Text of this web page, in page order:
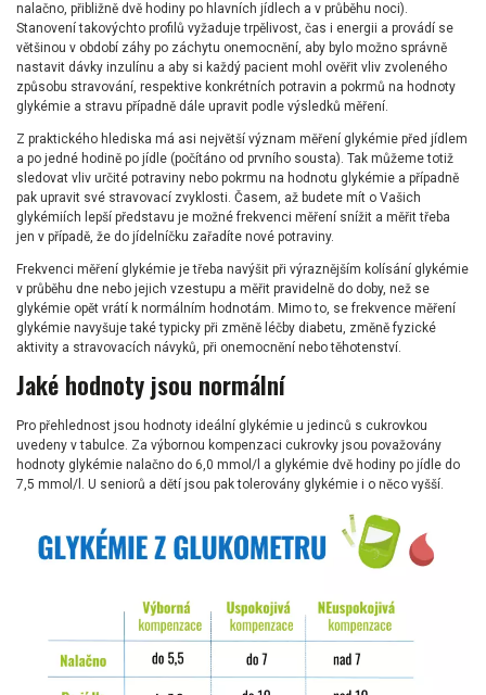
nalačno, přibližně dvě hodiny po hlavních jídlech a v průběhu noci).
Stanovení takovýchto profilů vyžaduje trpělivost, čas i energii a provádí se
většinou v období záhy po záchytu onemocnění, aby bylo možno správně
nastavit dávky inzulínu a aby si každý pacient mohl ověřit vliv zvoleného
způsobu stravování, respektive konkrétních potravin a pokrmů na hodnoty
glykémie a stravu případně dále upravit podle výsledků měření.
Z praktického hlediska má asi největší význam měření glykémie před jídlem
a po jedné hodině po jídle (počítáno od prvního sousta). Tak můžeme totiž
sledovat vliv určité potraviny nebo pokrmu na hodnotu glykémie a případně
pak upravit své stravovací zvyklosti. Časem, až budete mít o Vašich
glykémiích lepší představu je možné frekvenci měření snížit a měřit třeba
jen v případě, že do jídelníčku zařadíte nové potraviny.
Frekvenci měření glykémie je třeba navýšit při výraznějším kolísání glykémie
v průběhu dne nebo jejich vzestupu a měřit pravidelně do doby, než se
glykémie opět vrátí k normálním hodnotám. Mimo to, se frekvence měření
glykémie navyšuje také typicky při změně léčby diabetu, změně fyzické
aktivity a stravovacích návyků, při onemocnění nebo těhotenství.
Jaké hodnoty jsou normální
Pro přehlednost jsou hodnoty ideální glykémie u jedinců s cukrovkou
uvedeny v tabulce. Za výbornou kompenzaci cukrovky jsou považovány
hodnoty glykémie nalačno do 6,0 mmol/l a glykémie dvě hodiny po jídle do
7,5 mmol/l. U seniorů a dětí jsou pak tolerovány glykémie i o něco vyšší.